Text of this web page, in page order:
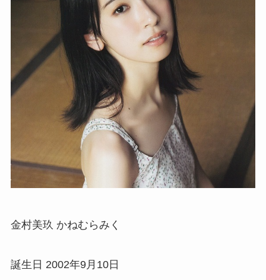
金村美玖 かねむらみく
誕生日 2002年9月10日